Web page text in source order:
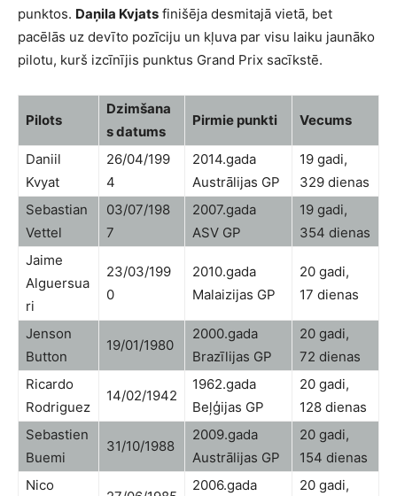
punktos. Daņila Kvjats finišēja desmitajā vietā, bet
pacēlās uz devīto pozīciju un kļuva par visu laiku jaunāko
pilotu, kurš izcīnījis punktus Grand Prix sacīkstē.
Pilots
Dzimšana
s datums
Pirmie punkti Vecums
Daniil
Kvyat
26/04/199
4
2014.gada
Austrālijas GP
19 gadi,
329 dienas
Sebastian
Vettel
03/07/198
7
2007.gada
ASV GP
19 gadi,
354 dienas
Jaime
Alguersua
ri
23/03/199
0
2010.gada
Malaizijas GP
20 gadi,
17 dienas
Jenson
Button
19/01/1980
2000.gada
Brazīlijas GP
20 gadi,
72 dienas
Ricardo
Rodriguez
14/02/1942
1962.gada
Beļģijas GP
20 gadi,
128 dienas
Sebastien
Buemi
31/10/1988
2009.gada
Austrālijas GP
20 gadi,
154 dienas
Nico
2006.gada 20 gadi,